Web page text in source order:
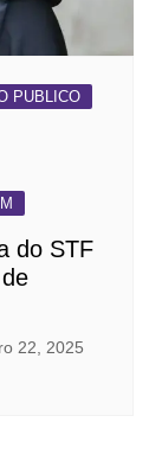
PUBLICO
do STF
22, 2025